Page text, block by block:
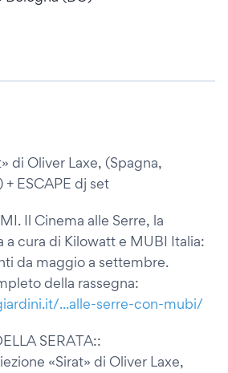
di Oliver Laxe, (Spagna,
ESCAPE dj set
Il Cinema alle Serre, la
a cura di Kilowatt e MUBI Italia:
da maggio a settembre.
della rassegna:
...alle-serre-con-mubi/
SERATA::
«Sirat» di Oliver Laxe,